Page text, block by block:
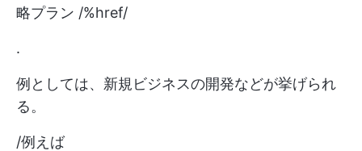
略プラン /%href/
.
例としては、新規ビジネスの開発などが挙げられ
る。
/例えば